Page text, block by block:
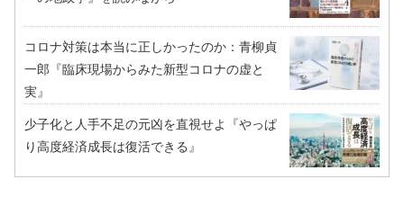
コロナ対策は本当に正しかったのか：青柳貞
一郎『臨床現場からみた新型コロナの虚と
実』
少子化と人手不足の元凶を直視せよ『やっぱ
り高度経済成長は復活できる』